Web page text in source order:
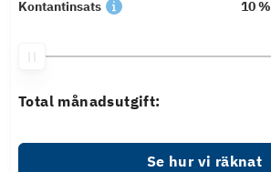
Kontantinsats 10 %
Total månadsutgift:
Se hur vi räknat